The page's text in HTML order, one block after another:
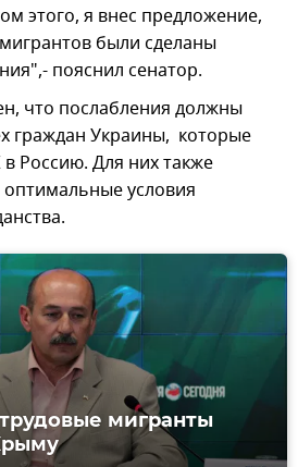
этого, я внес предложение,
были сделаны
пояснил сенатор.
что послабления должны
граждан Украины, которые
Россию. Для них также
условия
мигранты